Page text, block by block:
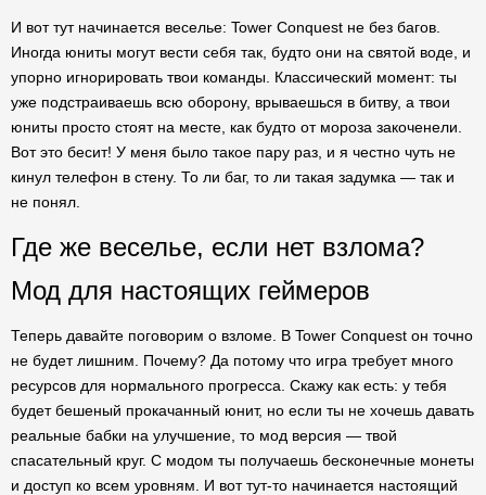
И вот тут начинается веселье: Tower Conquest не без багов.
Иногда юниты могут вести себя так, будто они на святой воде, и
упорно игнорировать твои команды. Классический момент: ты
уже подстраиваешь всю оборону, врываешься в битву, а твои
юниты просто стоят на месте, как будто от мороза закоченели.
Вот это бесит! У меня было такое пару раз, и я честно чуть не
кинул телефон в стену. То ли баг, то ли такая задумка — так и
не понял.
Где же веселье, если нет взлома?
Мод для настоящих геймеров
Теперь давайте поговорим о взломе. В Tower Conquest он точно
не будет лишним. Почему? Да потому что игра требует много
ресурсов для нормального прогресса. Скажу как есть: у тебя
будет бешеный прокачанный юнит, но если ты не хочешь давать
реальные бабки на улучшение, то мод версия — твой
спасательный круг. С модом ты получаешь бесконечные монеты
и доступ ко всем уровням. И вот тут-то начинается настоящий